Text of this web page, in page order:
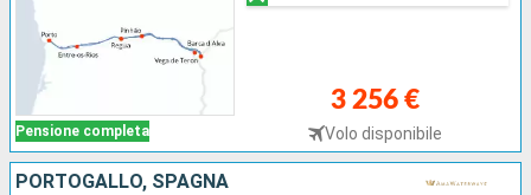
Pensione completa
3 256 €
Volo disponibile
PORTOGALLO, SPAGNA